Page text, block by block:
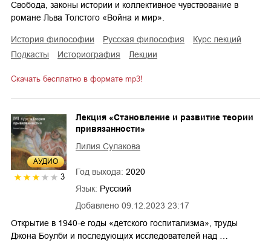
Свобода, законы истории и коллективное чувствование в
романе Льва Толстого «Война и мир».
история философии русская философия
курс лекций
подкасты
историография лекции
Скачать бесплатно в формате mp3!
AУДИО
3
Добавлено 09.12.2023 23:17
Лекция «Становление и развитие теории
привязанности»
Лилия Сулакова
Год выхода: 2020
Язык: Русский
Открытие в 1940-е годы «детского госпитализма», труды
Джона Боулби и последующих исследователей над …